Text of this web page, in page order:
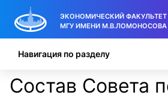
ЭКОНОМИЧЕСКИЙ ФАКУЛЬТЕТ
МГУ ИМЕНИ М.В.ЛОМОНОСОВА
Состав Совета
Навигация по разделу